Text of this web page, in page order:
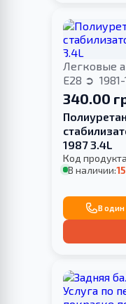
Легковые
E28
340.00
1987 3.4L
Код
В наличии:15
В один